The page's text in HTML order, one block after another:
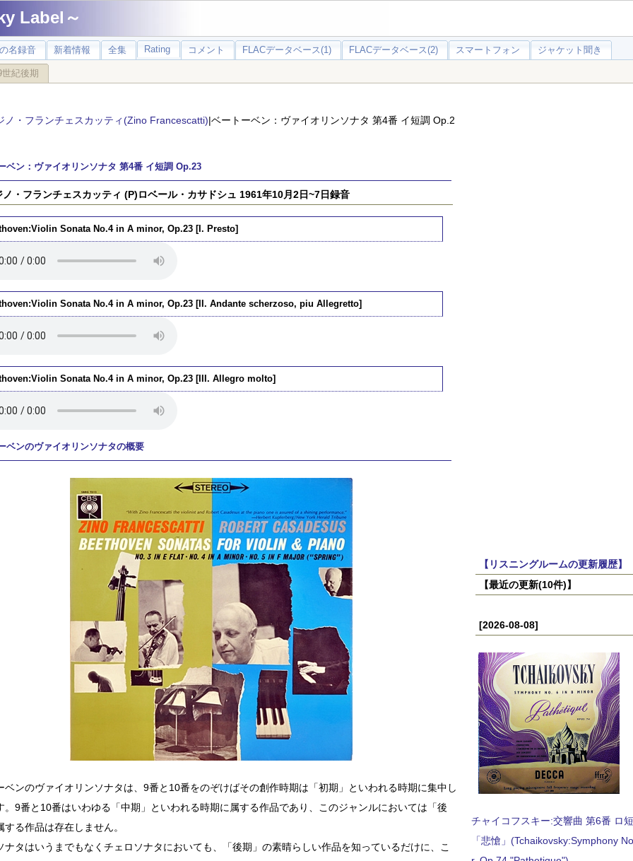
Label～
名録音 新着情報 全集 Rating コメント FLACデータベース(1) FLACデータベース(2) スマートフォン ジャケット聞き
世紀後期
ノ・フランチェスカッティ(Zino Francescatti)|ベートーベン：ヴァイオリンソナタ 第4番 イ短調 Op.2
ベン：ヴァイオリンソナタ 第4番 イ短調 Op.23
・フランチェスカッティ (P)ロベール・カサドシュ 1961年10月2日~7日録音
Sonata No.4 in A minor, Op.23 [I. Presto]
Sonata No.4 in A minor, Op.23 [II. Andante scherzoso, piu Allegretto]
Sonata No.4 in A minor, Op.23 [III. Allegro molto]
ベンのヴァイオリンソナタの概要
ベンのヴァイオリンソナタは、9番と10番をのぞけばその創作時期は「初期」といわれる時期に集中し
。9番と10番はいわゆる「中期」といわれる時期に属する作品であり、このジャンルにおいては「後
する作品は存在しません。
ナタはいうまでもなくチェロソナタにおいても、「後期」の素晴らしい作品を知っているだけに、こ
【リスニングルームの更新履歴】
【最近の更新(10件)】
[2026-08-08]
チャイコフスキー:交響曲 第6番 ロ
「悲愴」(Tchaikovsky:Symphony